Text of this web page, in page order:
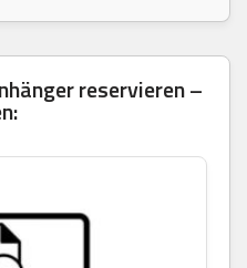
reservieren –